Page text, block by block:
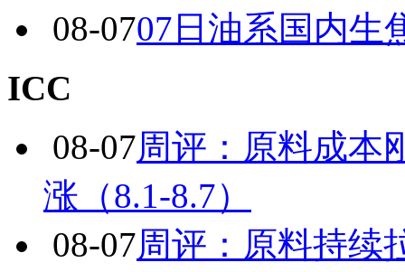
08-0707日油系国内生
ICC
08-07周评：原料成本
涨（8.1-8.7）
08-07周评：原料持续